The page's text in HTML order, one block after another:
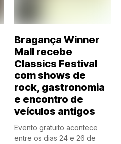
Bragança Winner
Mall recebe
Classics Festival
com shows de
rock, gastronomia
e encontro de
veículos antigos
Evento gratuito acontece
entre os dias 24 e 26 de